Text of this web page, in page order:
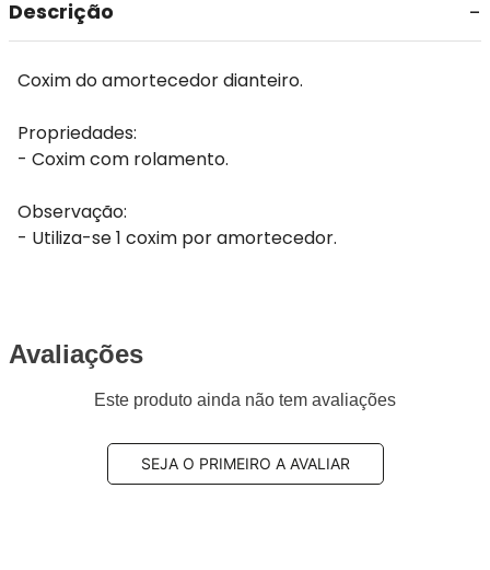
Descrição
Coxim do amortecedor dianteiro.
Propriedades:
- Coxim com rolamento.
Observação:
- Utiliza-se 1 coxim por amortecedor.
Avaliações
Este produto ainda não tem avaliações
SEJA O PRIMEIRO A AVALIAR